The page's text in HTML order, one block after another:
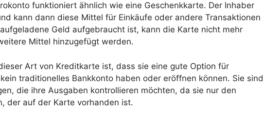
funktioniert ähnlich wie eine Geschenkkarte. Der Inhaber
kann dann diese Mittel für Einkäufe oder andere Transaktionen
Geld aufgebraucht ist, kann die Karte nicht mehr
Mittel hinzugefügt werden.
Art von Kreditkarte ist, dass sie eine gute Option für
traditionelles Bankkonto haben oder eröffnen können. Sie sind
die ihre Ausgaben kontrollieren möchten, da sie nur den
der auf der Karte vorhanden ist.